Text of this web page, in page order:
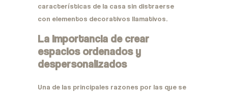
características de la casa sin distraerse
con elementos decorativos llamativos.
La importancia de crear
espacios ordenados y
despersonalizados
Una de las principales razones por las que se